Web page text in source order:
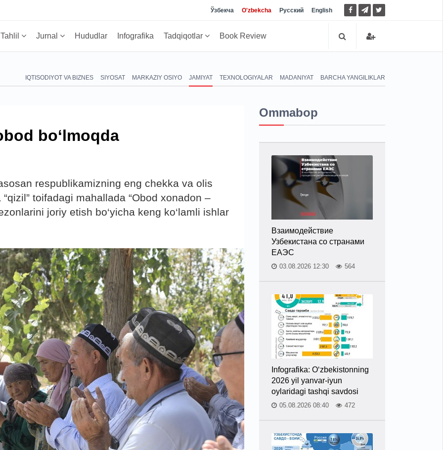
Ўзбекча O'zbekcha Русский English
Tahlil Jurnal Hududlar Infografika Tadqiqotlar Book Review
IQTISODIYOT VA BIZNES SIYOSAT MARKAZIY OSIYO JAMIYAT TEXNOLOGIYALAR MADANIYAT BARCHA YANGILIKLAR
bo‘lmoqda
respublikamizning eng chekka va olis
toifadagi mahallada “Obod xonadon –
joriy etish bo‘yicha keng ko‘lamli ishlar
Ommabop
Взаимодействие
Узбекистана со странами
ЕАЭС
03.08.2026 12:30 564
Infografika: O‘zbekistonning
2026 yil yanvar-iyun
oylaridagi tashqi savdosi
05.08.2026 08:40 472